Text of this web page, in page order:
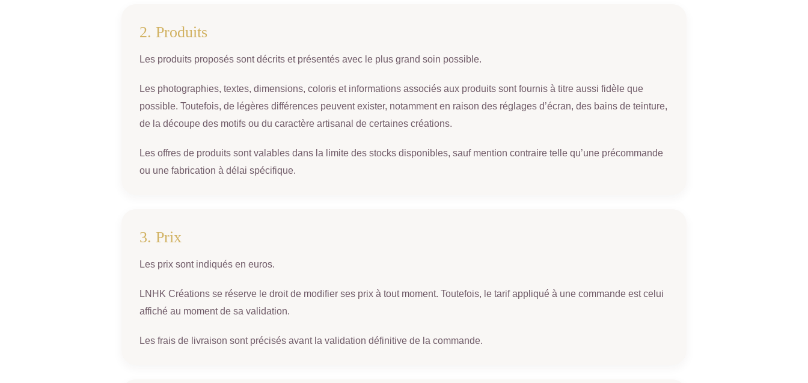
2. Produits
Les produits proposés sont décrits et présentés avec le plus grand soin possible.
Les photographies, textes, dimensions, coloris et informations associés aux produits sont fournis à titre aussi fidèle que
possible. Toutefois, de légères différences peuvent exister, notamment en raison des réglages d’écran, des bains de teinture,
de la découpe des motifs ou du caractère artisanal de certaines créations.
Les offres de produits sont valables dans la limite des stocks disponibles, sauf mention contraire telle qu’une précommande
ou une fabrication à délai spécifique.
3. Prix
Les prix sont indiqués en euros.
LNHK Créations se réserve le droit de modifier ses prix à tout moment. Toutefois, le tarif appliqué à une commande est celui
affiché au moment de sa validation.
Les frais de livraison sont précisés avant la validation définitive de la commande.